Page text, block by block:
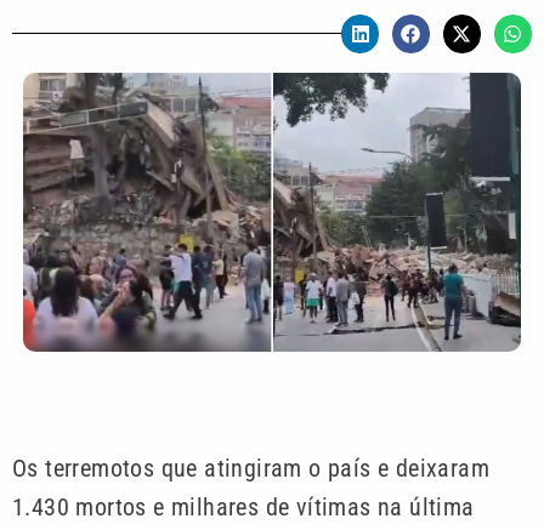
Os terremotos que atingiram o país e deixaram
1.430 mortos e milhares de vítimas na última